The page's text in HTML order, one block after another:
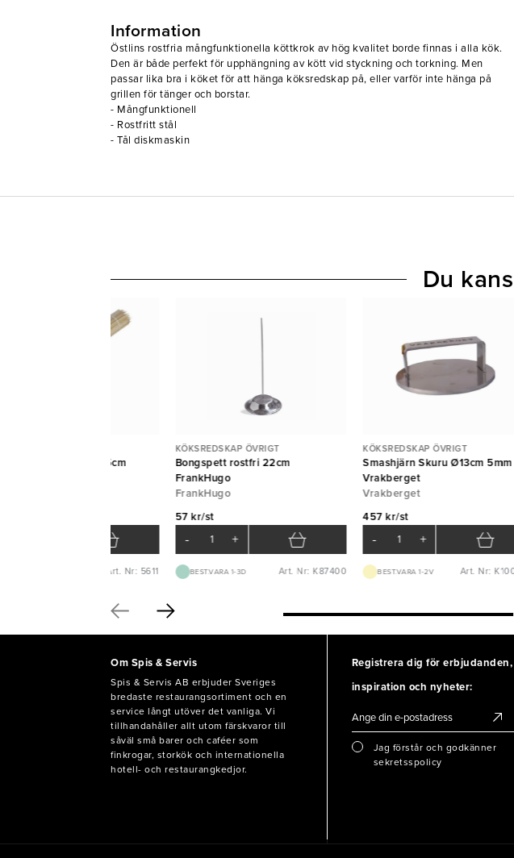
Information
Östlins rostfria mångfunktionella köttkrok av hög kvalitet borde finnas i alla kök.
Den är både perfekt för upphängning av kött vid styckning och torkning. Men
passar lika bra i köket för att hänga köksredskap på, eller varför inte hänga på
grillen för tänger och borstar.
- Mångfunktionell
- Rostfritt stål
- Tål diskmaskin
bambu Pure 15cm
Art. Nr: 5611
KÖKSREDSKAP ÖVRIGT
Bongspett rostfri 22cm
FrankHugo
FrankHugo
57 kr/st
- +
BEST.VARA 1-3D Art. Nr: K87400
KÖKSREDSKAP ÖVRIGT
Smashjärn Skuru Ø13cm 5mm
Vrakberget
Vrakberget
457 kr/st
- +
BEST.VARA 1-2V Art. Nr:
Du
Om Spis & Servis
Spis & Servis AB erbjuder Sveriges
bredaste restaurangsortiment och en
service långt utöver det vanliga. Vi
tillhandahåller allt utom färskvaror till
såväl små barer och caféer som
finkrogar, storkök och internationella
hotell- och restaurangkedjor.
Registrera dig för erbjudanden,
inspiration och nyheter:
Jag förstår och godkänner
sekretsspolicy